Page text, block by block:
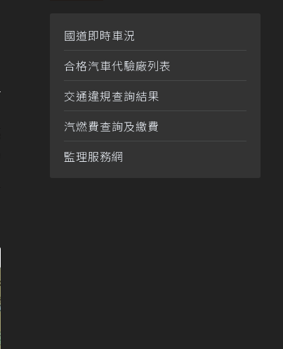
國道即時車況
合格汽車代驗廠列表
交通違規查詢結果
汽燃費查詢及繳費
監理服務網